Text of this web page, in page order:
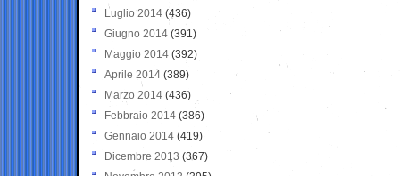
Luglio 2014 (436)
Giugno 2014 (391)
Maggio 2014 (392)
Aprile 2014 (389)
Marzo 2014 (436)
Febbraio 2014 (386)
Gennaio 2014 (419)
Dicembre 2013 (367)